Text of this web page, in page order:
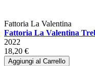
Fattoria La Valentina
Fattoria La Valentina
2022
18,20 €
Aggiungi al Carrello